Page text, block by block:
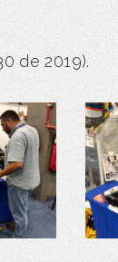
de 2019).